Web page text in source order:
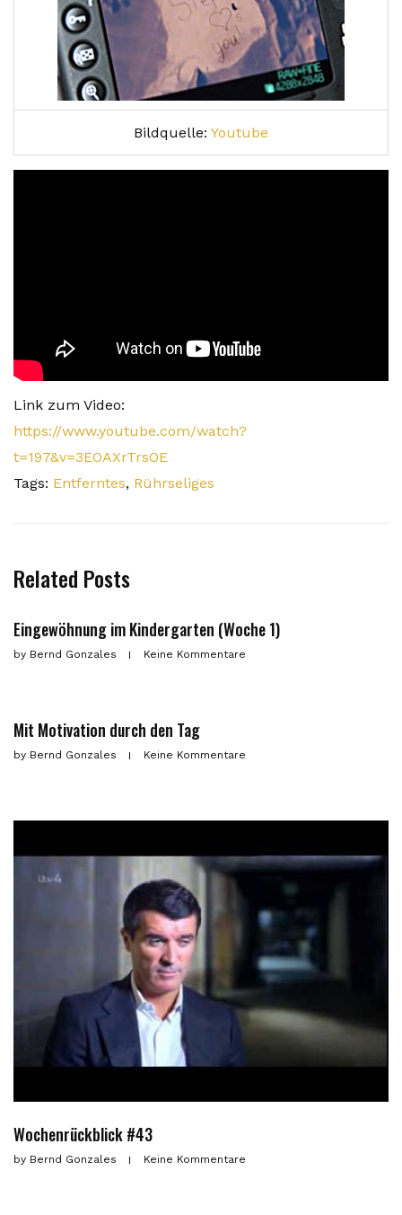
Bildquelle: Youtube
Link zum Video:
https://www.youtube.com/watch?
t=197&v=3EOAXrTrsOE
Tags: Entferntes, Rührseliges
Related Posts
Eingewöhnung im Kindergarten (Woche 1)
by Bernd Gonzales Keine Kommentare
Mit Motivation durch den Tag
by Bernd Gonzales Keine Kommentare
Wochenrückblick #43
by Bernd Gonzales Keine Kommentare